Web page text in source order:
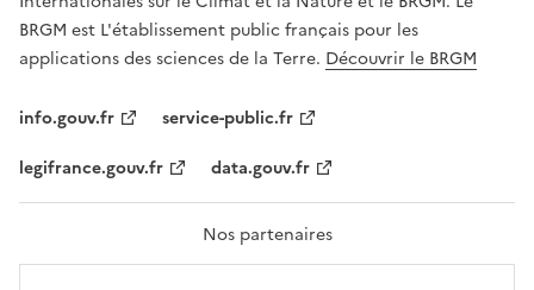
É
G
A
L
F
A
T
R
BRGM est L'établissement public français pour les
applications des sciences de la Terre. Découvrir le BRGM
info.gouv.fr
service-public.fr
legifrance.gouv.fr
data.gouv.fr
Nos partenaires